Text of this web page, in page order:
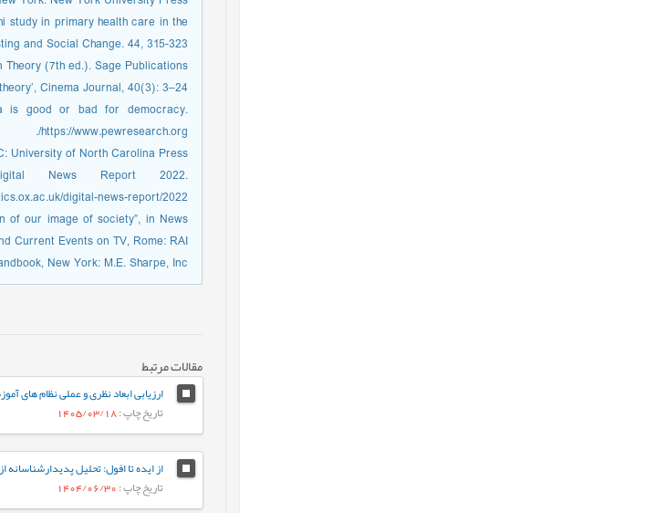
study in primary health care in the
and Social Change. 44, 315-323.
(7th ed.). Sage Publications.
Cinema Journal, 40(3): 3–24.
is good or bad for democracy.
https://www.pewresearch.org/.
University of North Carolina Press.
News Report 2022.
digital-news-report/2022
of our image of society”, in News
Current Events on TV, Rome: RAI.
New York: M.E. Sharpe, Inc.
مقالات مرتبط
تاریخ چاپ: 1405/03/18
تاریخ چاپ: 1404/06/30